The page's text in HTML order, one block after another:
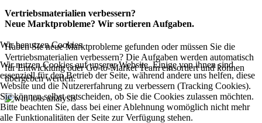
Vertriebsmaterialien verbessern?
Neue Marktprobleme? Wir sortieren Aufgaben.
Haben Sie neue Marktprobleme gefunden oder müssen Sie die
Vertriebsmaterialien verbessern? Die Aufgaben werden automatisch
für Entwicklung oder Go-to-Market Team einsortiert und können
übergeben werden.
Wir benutzen Cookies
Wir nutzen Cookies auf unserer Website. Einige von ihnen sind
essenziell für den Betrieb der Seite, während andere uns helfen, diese
Website und die Nutzererfahrung zu verbessern (Tracking Cookies).
Sie können selbst entscheiden, ob Sie die Cookies zulassen möchten.
Bitte beachten Sie, dass bei einer Ablehnung womöglich nicht mehr
alle Funktionalitäten der Seite zur Verfügung stehen.